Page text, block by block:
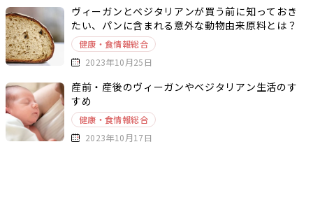
ヴィーガンとベジタリアンが買う前に知っておき
たい、パンに含まれる意外な動物由来原料とは？
健康・食情報総合
2023年10月25日
産前・産後のヴィーガンやベジタリアン生活のす
すめ
健康・食情報総合
2023年10月17日